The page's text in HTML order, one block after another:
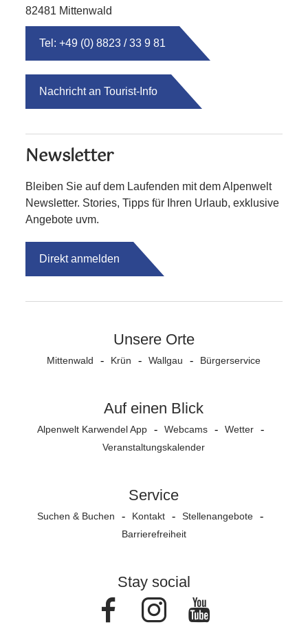
82481 Mittenwald
Tel: +49 (0) 8823 / 33 9 81
Nachricht an Tourist-Info
Newsletter
Bleiben Sie auf dem Laufenden mit dem Alpenwelt
Newsletter. Stories, Tipps für Ihren Urlaub, exklusive
Angebote uvm.
Direkt anmelden
Unsere Orte
Mittenwald Krün Wallgau Bürgerservice
Auf einen Blick
Alpenwelt Karwendel App Webcams
Wetter
Veranstaltungs­kalender
Service
Suchen & Buchen Kontakt
Stellenangebote
Barrierefreiheit
Stay social
FacebookInstagram